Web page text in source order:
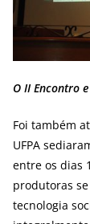
O II Encontro
Foi também
UFPA
entre os dias
produtoras
tecnologia